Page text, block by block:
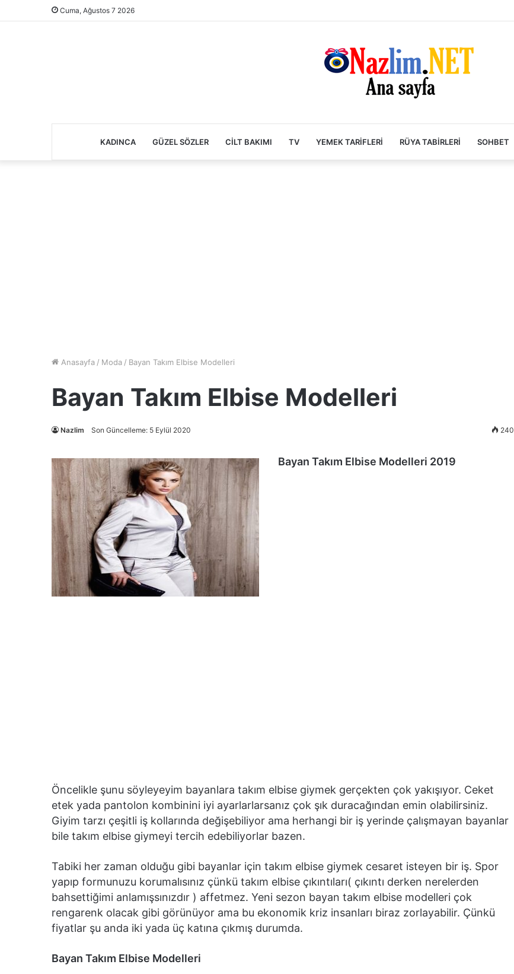
Cuma, Ağustos 7 2026
KADINCA GÜZEL SÖZLER CILT BAKIMI TV YEMEK TARIFLERI RÜYA TABIRLERI SOHBET
Anasayfa / Moda / Bayan Takım Elbise Modelleri
Bayan Takım Elbise Modelleri
Nazlim Son Güncelleme: 5 Eylül 2020 240
Bayan Takım Elbise Modelleri 2019
Öncelikle şunu söyleyeyim bayanlara takım elbise giymek gerçekten çok yakışıyor. Ceket
etek yada pantolon kombinini iyi ayarlarlarsanız çok şık duracağından emin olabilirsiniz.
Giyim tarzı çeşitli iş kollarında değişebiliyor ama herhangi bir iş yerinde çalışmayan bayanlar
bile takım elbise giymeyi tercih edebiliyorlar bazen.
Tabiki her zaman olduğu gibi bayanlar için takım elbise giymek cesaret isteyen bir iş. Spor
yapıp formunuzu korumalısınız çünkü takım elbise çıkıntıları( çıkıntı derken nerelerden
bahsettiğimi anlamışsınızdır ) affetmez. Yeni sezon bayan takım elbise modelleri çok
rengarenk olacak gibi görünüyor ama bu ekonomik kriz insanları biraz zorlayabilir. Çünkü
fiyatlar şu anda iki yada üç katına çıkmış durumda.
Bayan Takım Elbise Modelleri